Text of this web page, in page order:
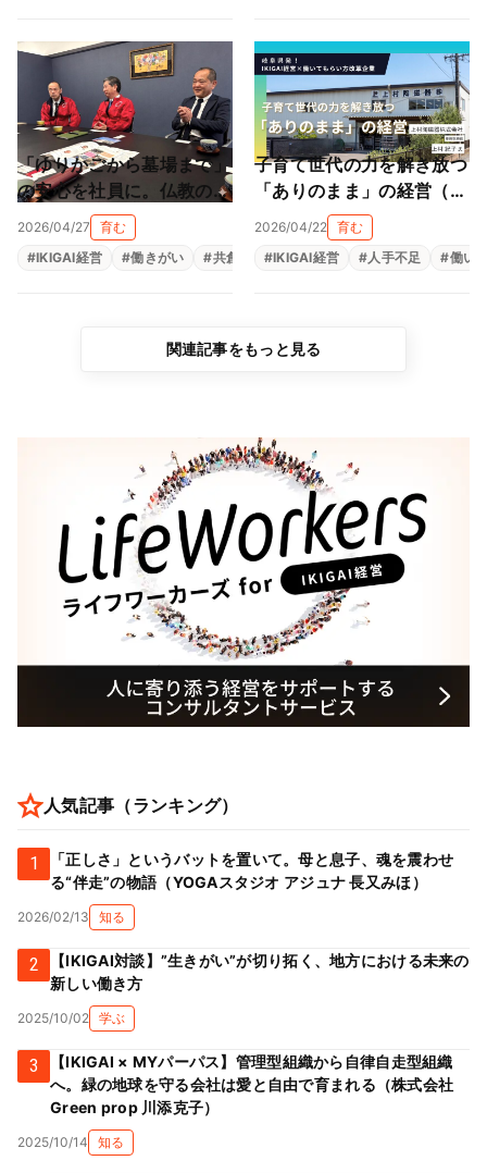
「ゆりかごから墓場まで」
の安心を社員に。仏教の教
えと親心が育む「共にあ
る」経営（尾張陸運株式会
社）
2026/04/27
育む
#IKIGAI経営 #働きがい #共創 #生きがい 福利厚生 組織改革
子育て世代の力を解き放つ
「ありのまま」の経営（上
村陶磁器株式会社）
2026/04/22 育む
#IKIGAI経営 # 人手不足 #働い
関連記事をもっと見る
人気記事（ランキング）
1
「正しさ」というバットを置いて。母と息子、魂を震わせ
る“伴走”の物語（YOGAスタジオ アジュナ 長又みほ）
2026/02/13 知る
2
【IKIGAI対談】”生きがい”が切り拓く、地方における未来の
新しい働き方
2025/10/02 学ぶ
3
【IKIGAI × MYパーパス】管理型組織から自律自走型組織
へ。緑の地球を守る会社は愛と自由で育まれる（株式会社
Green prop 川添克子）
2025/10/14 知る